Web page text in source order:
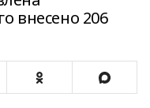
внесено 206